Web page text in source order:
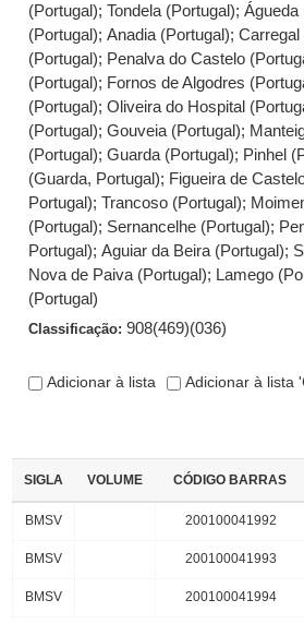
(Portugal);Tondela (Portugal);Águeda
(Portugal);Anadia (Portugal);Carregal
(Portugal); Penalva do Castelo
(Portugal); Fornos de Algodres
(Portugal);Oliveira do Hospital
(Portugal);Gouveia (Portugal);
(Portugal);Guarda (Portugal); Pinhel
(Guarda, Portugal); Figueira de
Portugal);Trancoso (Portugal);
(Portugal); Sernancelhe (Portugal);
Portugal);Aguiar da Beira (Portugal);
Nova de Paiva (Portugal); Lamego
(Portugal)
Classificação:908(469)(036)
Adicionar à lista Adicionar à lista
SIGLA VOLUME CÓDIGO BARRAS
BMSV 200100041992
BMSV 200100041993
BMSV 200100041994